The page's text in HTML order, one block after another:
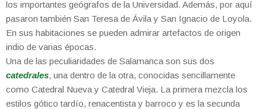
los importantes geógrafos de la Universidad. Además, por aquí
pasaron también San Teresa de Ávila y San Ignacio de Loyola.
En sus habitaciones se pueden admirar artefactos de origen
indio de varias épocas.
Una de las peculiaridades de Salamanca son sus dos
catedrales, una dentro de la otra, conocidas sencillamente
como Catedral Nueva y Catedral Vieja. La primera mezcla los
estilos gótico tardío, renacentista y barroco y es la secunda